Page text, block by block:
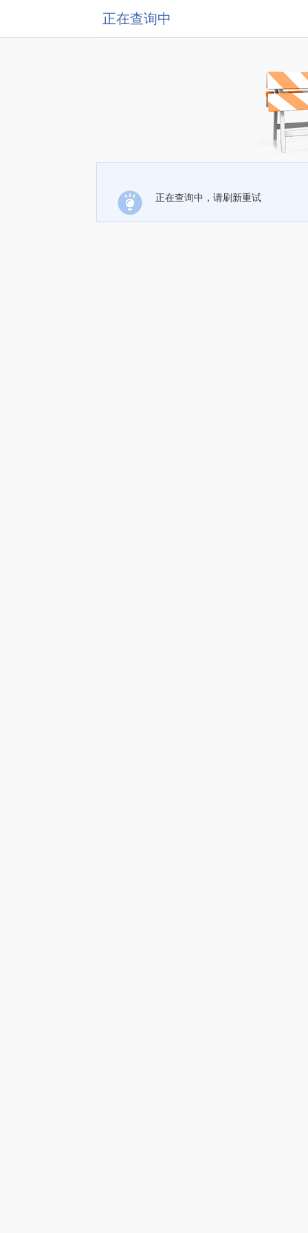
正在查询中
正在查询中，请刷新重试